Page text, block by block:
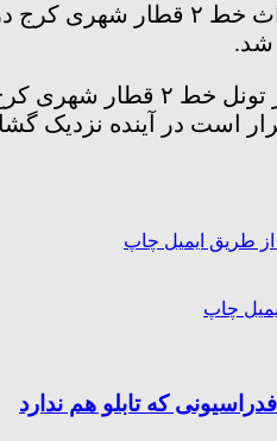
شد.
گفتنی است،
طریق ایمیل چاپ
چاپ
که تابلو هم ندارد